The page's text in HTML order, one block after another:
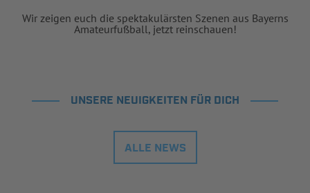
Wir zeigen euch die spektakulärsten Szenen aus Bayerns
Amateurfußball, jetzt reinschauen!
UNSERE NEUIGKEITEN FÜR DICH
ALLE NEWS